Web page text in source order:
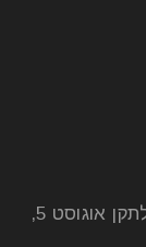
אוגוסט 5,